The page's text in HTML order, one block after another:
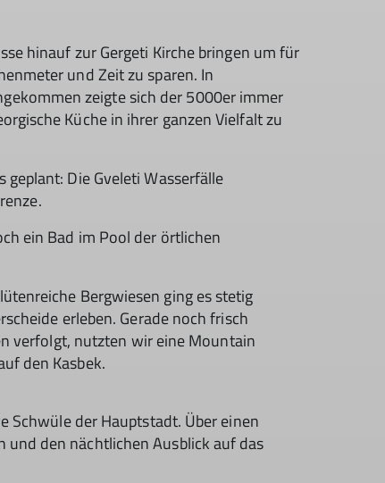
hinauf zur Gergeti Kirche bringen um für
und Zeit zu sparen. In
zeigte sich der 5000er immer
Küche in ihrer ganzen Vielfalt zu
Die Gveleti Wasserfälle
ein Bad im Pool der örtlichen
Bergwiesen ging es stetig
erleben. Gerade noch frisch
verfolgt, nutzten wir eine Mountain
den Kasbek.
Schwüle der Hauptstadt. Über einen
den nächtlichen Ausblick auf das